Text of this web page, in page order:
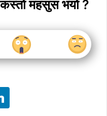
महसुस भयो ?